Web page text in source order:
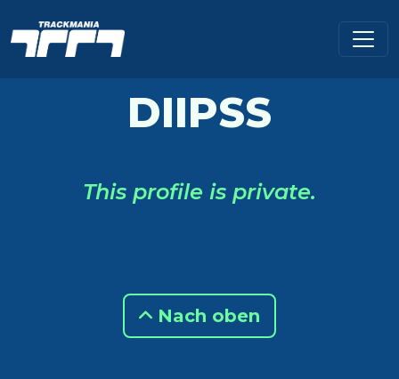
DIIPSS
This profile is private.
Nach oben